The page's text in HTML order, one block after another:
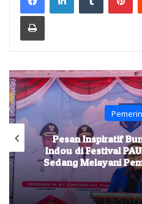
Print
Pesan Inspiratif
Indou di Festival
Sedang Melayani